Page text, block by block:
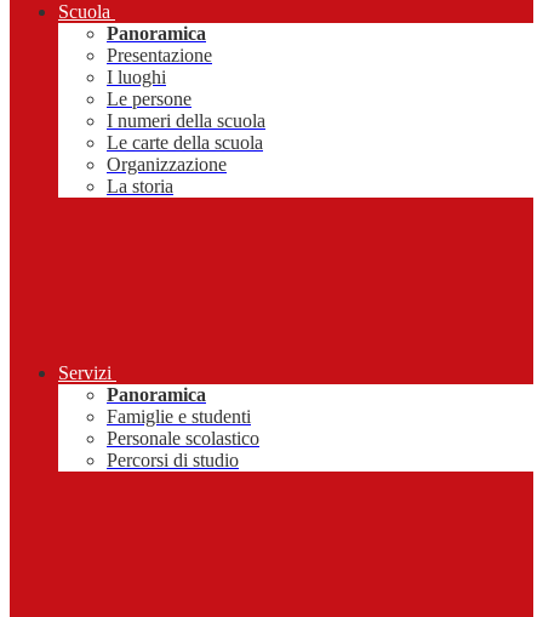
Scuola
Panoramica
Presentazione
I luoghi
Le persone
I numeri della scuola
Le carte della scuola
Organizzazione
La storia
Servizi
Panoramica
Famiglie e studenti
Personale scolastico
Percorsi di studio